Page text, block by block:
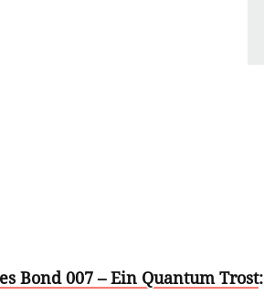
Bond 007 – Ein Quantum Trost: